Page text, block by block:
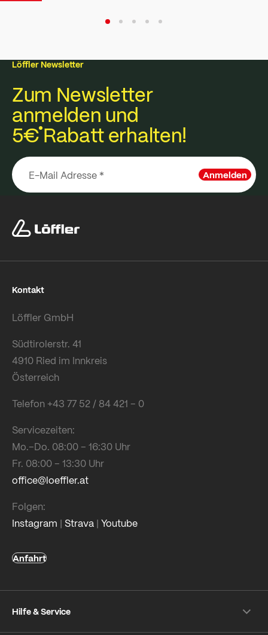
Löffler Newsletter
Zum Newsletter
anmelden und
5€Rabatt erhalten!
Anmelden
Kontakt
Löffler GmbH
Südtirolerstr. 41
4910 Ried im Innkreis
Österreich
Telefon +43 77 52 / 84 421 – 0
Servicezeiten:
Mo.–Do. 08:00 – 16:30 Uhr
Fr. 08:00 – 13:30 Uhr
office@loeffler.at
Folgen:
Instagram | Strava | Youtube
Anfahrt
Hilfe & Service